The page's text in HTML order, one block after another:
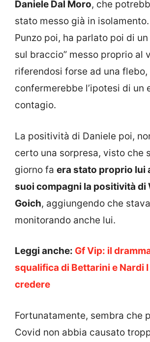
Daniele Dal Moro, che
stato messo già in
Punzo poi, ha parlato poi di
sul braccio” messo proprio al
riferendosi forse ad una flebo,
confermerebbe l’ipotesi di un
contagio.
La positività di Daniele poi,
certo una sorpresa, visto che
giorno fa era stato proprio lui
suoi compagni la positività di
Goich, aggiungendo che
monitorando anche lui.
Leggi anche: Gf Vip: il
squalifica di Bettarini e Nardi I
credere
Fortunatamente, sembra che
Covid non abbia causato